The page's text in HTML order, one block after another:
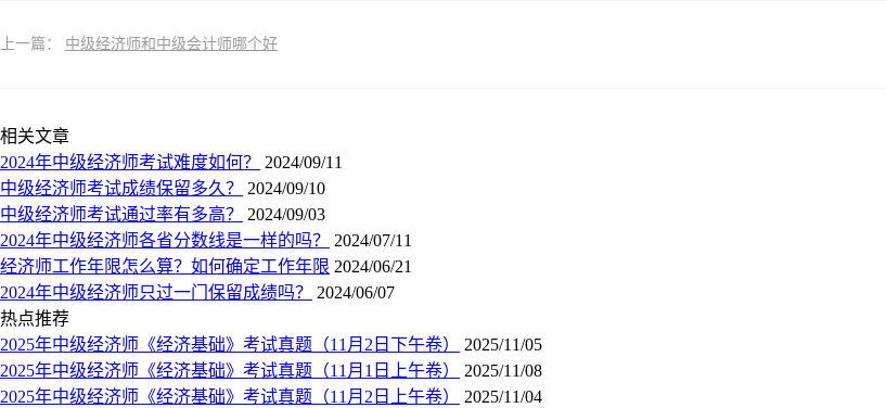
上一篇： 中级经济师和中级会计师哪个好
相关文章
2024年中级经济师考试难度如何？
2024/09/11
中级经济师考试成绩保留多久？
2024/09/10
中级经济师考试通过率有多高？
2024/09/03
2024年中级经济师各省分数线是一样的吗？
2024/07/11
经济师工作年限怎么算？如何确定工作年限 2024/06/21
2024年中级经济师只过一门保留成绩吗？
2024/06/07
热点推荐
2025年中级经济师《经济基础》考试真题（11月2日下午卷）
2025/11/05
2025年中级经济师《经济基础》考试真题（11月1日上午卷）
2025/11/08
2025年中级经济师《经济基础》考试真题（11月2日上午卷）
2025/11/04